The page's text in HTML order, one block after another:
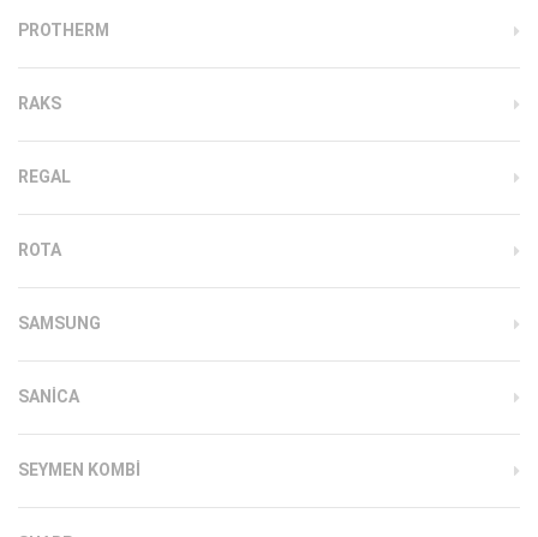
PROTHERM
RAKS
REGAL
ROTA
SAMSUNG
SANICA
SEYMEN KOMBI